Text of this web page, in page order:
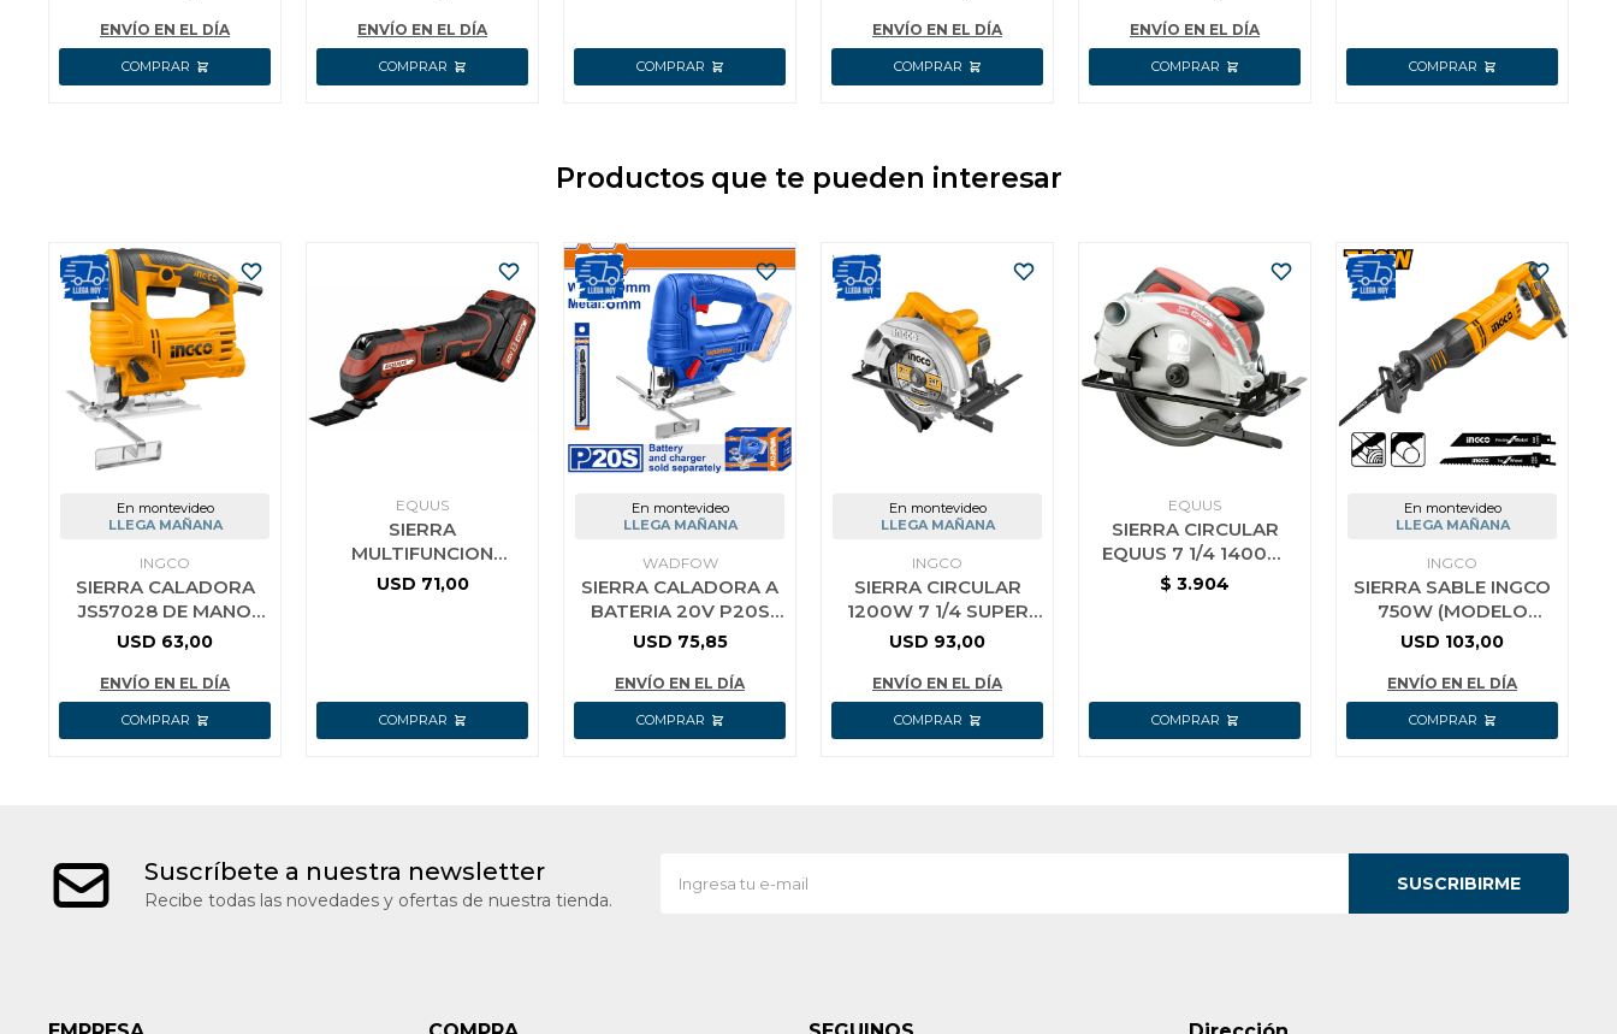
ENVÍO EN EL DÍA ENVÍO EN EL DÍA
SEGURIDAD C/1
ENVÍO EN EL DÍA
DISCOS + BAT 4.0AH +
CA
ENVÍO EN EL DÍA
Productos que te pueden interesar
En montevideo
LLEGA MAÑANA
INGCO
SIERRA CALADORA
JS57028 DE MANO
570W INGCO
USD 63,00
ENVÍO EN EL DÍA
EQUUS
SIERRA
MULTIFUNCION
OSCILANTE
USD 71,00
En montevideo
LLEGA MAÑANA
WADFOW
SIERRA CALADORA A
BATERIA 20V P20S
2400RPM 65MM
WLS1565
USD 75,85
ENVÍO EN EL DÍA
En montevideo
LLEGA MAÑANA
INGCO
SIERRA CIRCULAR
1200W 7 1/4 SUPER
SELECT INGCO
USD 93,00
ENVÍO EN EL DÍA
EQUUS
SIERRA CIRCULAR
EQUUS 7 1/4 1400W
PROFESIONAL
$ 3.904
En montevideo
LLEGA MAÑANA
INGCO
SIERRA SABLE INGCO
750W (MODELO
NUEVO) 900 A 3300
USD 103,00
ENVÍO EN EL DÍA
Suscríbete a nuestra newsletter
Recibe todas las novedades y ofertas de nuestra tienda.
SUSCRIBIRME